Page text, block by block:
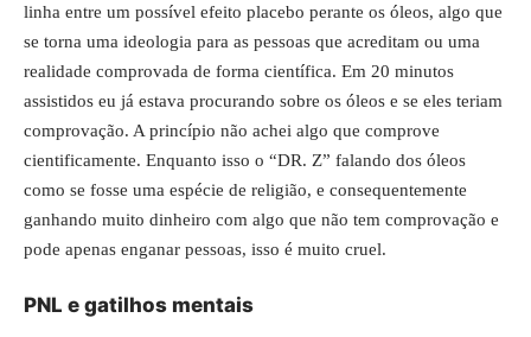
linha entre um possível efeito placebo perante os óleos, algo que
se torna uma ideologia para as pessoas que acreditam ou uma
realidade comprovada de forma científica. Em 20 minutos
assistidos eu já estava procurando sobre os óleos e se eles teriam
comprovação. A princípio não achei algo que comprove
cientificamente. Enquanto isso o “DR. Z” falando dos óleos
como se fosse uma espécie de religião, e consequentemente
ganhando muito dinheiro com algo que não tem comprovação e
pode apenas enganar pessoas, isso é muito cruel.
PNL e gatilhos mentais